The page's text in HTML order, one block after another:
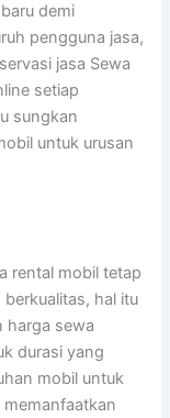
demi
pengguna jasa,
jasa Sewa
setiap
sungkan
untuk urusan
rental mobil tetap
hal itu
harga sewa
durasi yang
mobil untuk